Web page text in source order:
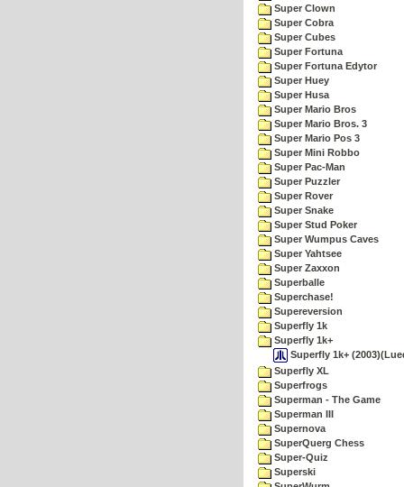
Super Clown
Super Cobra
Super Cubes
Super Fortuna
Super Fortuna Edytor
Super Huey
Super Husa
Super Mario Bros
Super Mario Bros. 3
Super Mario Pos 3
Super Mini Robbo
Super Pac-Man
Super Puzzler
Super Rover
Super Snake
Super Stud Poker
Super Wumpus Caves
Super Yahtsee
Super Zaxxon
Superballe
Superchase!
Supereversion
Superfly 1k
Superfly 1k+
Superfly 1k+
Superfly XL
Superfrogs
Superman - The Game
Superman III
Supernova
SuperQuerg Chess
Super-Quiz
Superski